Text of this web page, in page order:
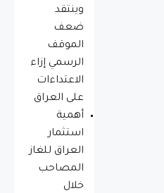
وينتقد
ضعف
الموقف
الرسمي إزاء
الاعتداءات
على العراق
أهمية
استثمار
العراق للغاز
المصاحب
خلال